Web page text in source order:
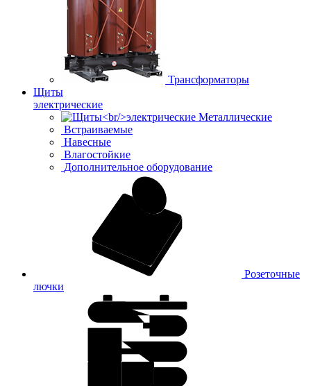
Трансформаторы
Щиты
электрические
Металлические
Встраиваемые
Навесные
Влагостойкие
Дополнительное оборудование
Розеточные
лючки